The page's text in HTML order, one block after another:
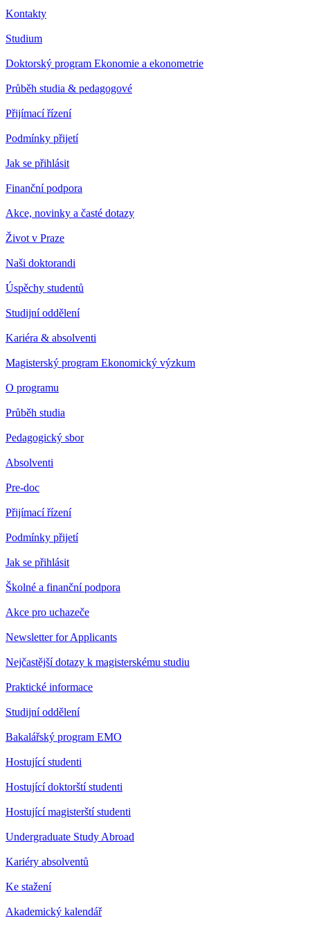
Kontakty
Studium
Doktorský program Ekonomie a ekonometrie
Průběh studia & pedagogové
Přijímací řízení
Podmínky přijetí
Jak se přihlásit
Finanční podpora
Akce, novinky a časté dotazy
Život v Praze
Naši doktorandi
Úspěchy studentů
Studijní oddělení
Kariéra & absolventi
Magisterský program Ekonomický výzkum
O programu
Průběh studia
Pedagogický sbor
Absolventi
Pre-doc
Přijímací řízení
Podmínky přijetí
Jak se přihlásit
Školné a finanční podpora
Akce pro uchazeče
Newsletter for Applicants
Nejčastější dotazy k magisterskému studiu
Praktické informace
Studijní oddělení
Bakalářský program EMO
Hostující studenti
Hostující doktorští studenti
Hostující magisterští studenti
Undergraduate Study Abroad
Kariéry absolventů
Ke stažení
Akademický kalendář